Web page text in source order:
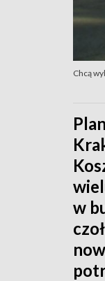
Chcą
w